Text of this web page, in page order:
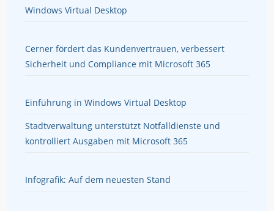
Windows Virtual Desktop
Cerner fördert das Kundenvertrauen, verbessert
Sicherheit und Compliance mit Microsoft 365
Einführung in Windows Virtual Desktop
Stadtverwaltung unterstützt Notfalldienste und
kontrolliert Ausgaben mit Microsoft 365
Infografik: Auf dem neuesten Stand